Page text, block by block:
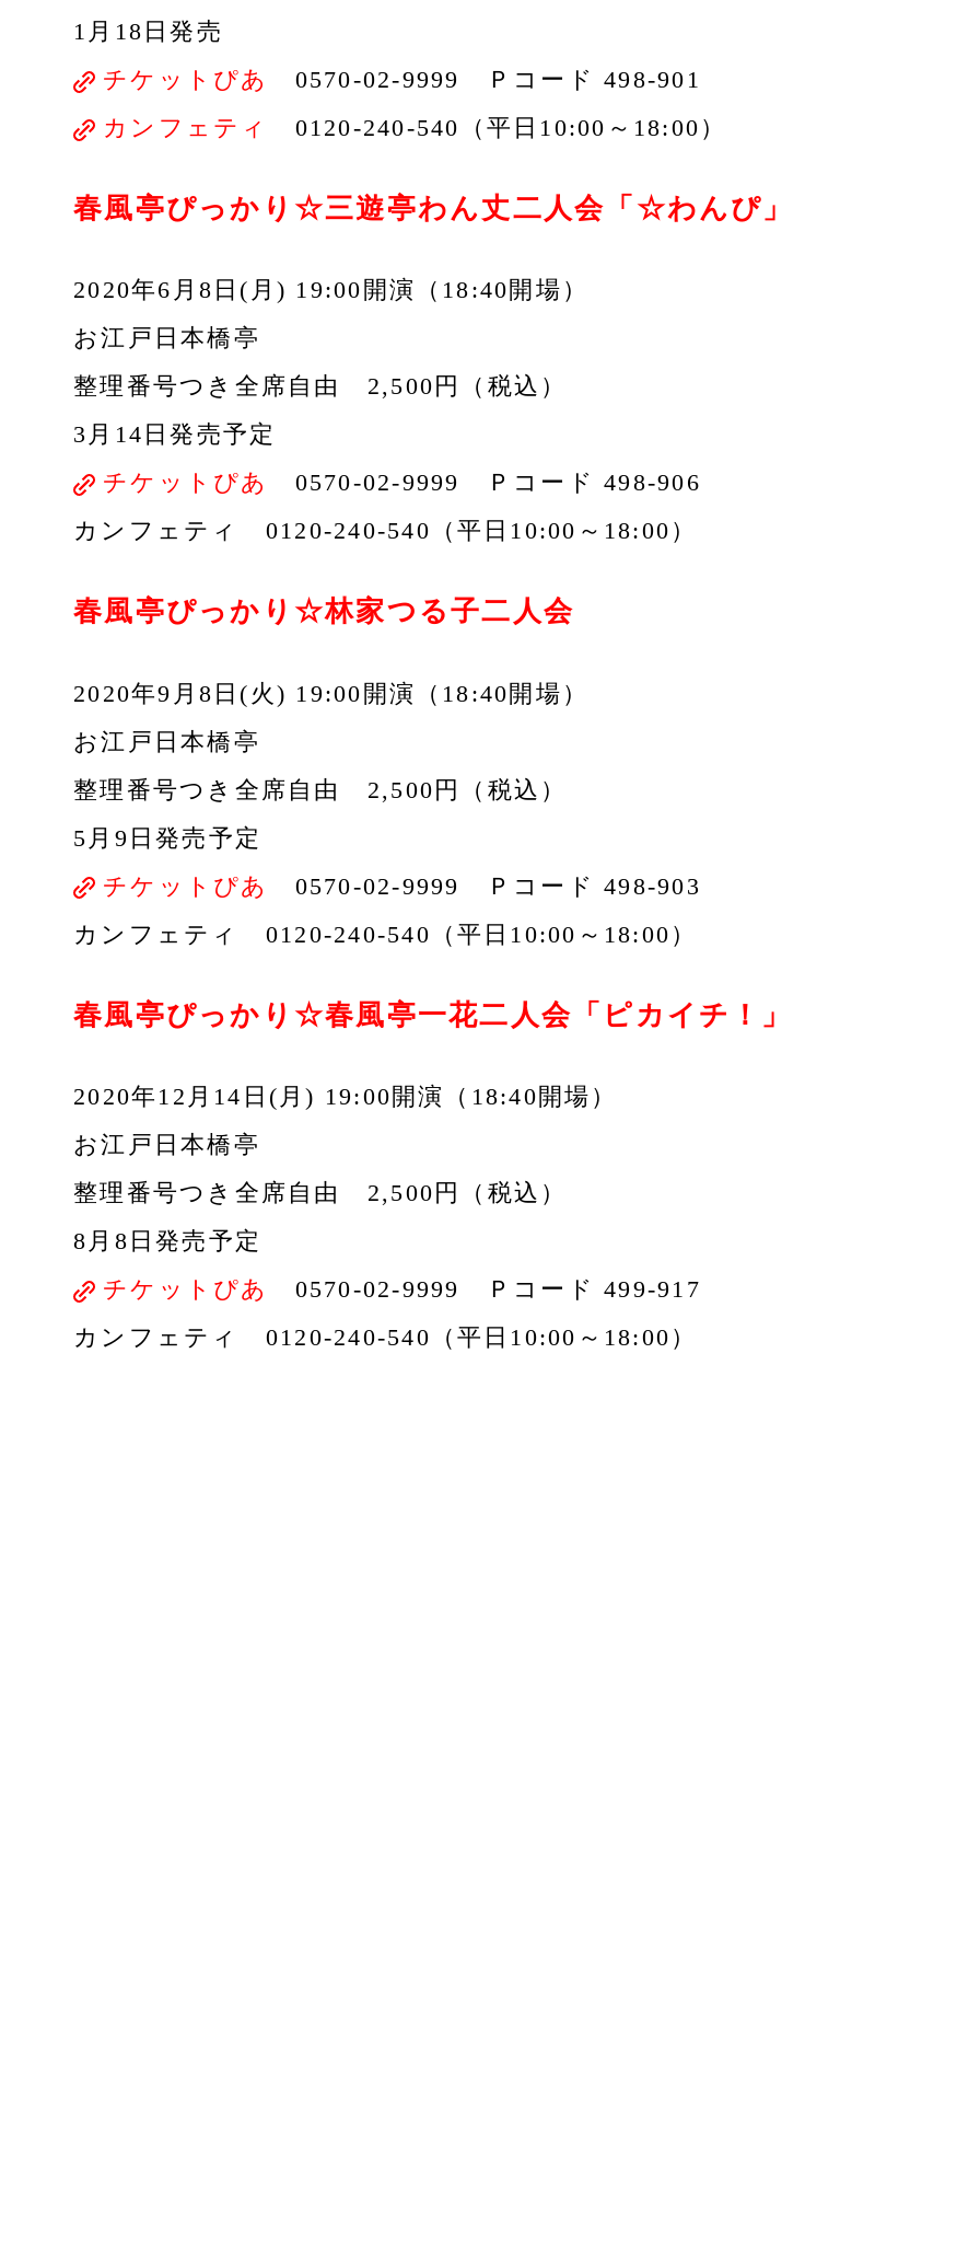
1月18日発売
チケットぴあ
0570-02-9999 Ｐコード 498-901
カンフェティ
0120-240-540（平日10:00～18:00）
春風亭ぴっかり☆三遊亭わん丈二人会「☆わんぴ」
2020年6月8日(月) 19:00開演（18:40開場）
お江戸日本橋亭
整理番号つき全席自由 2,500円（税込）
3月14日発売予定
チケットぴあ
0570-02-9999 Ｐコード 498-906
カンフェティ 0120-240-540（平日10:00～18:00）
春風亭ぴっかり☆林家つる子二人会
2020年9月8日(火) 19:00開演（18:40開場）
お江戸日本橋亭
整理番号つき全席自由 2,500円（税込）
5月9日発売予定
チケットぴあ
0570-02-9999 Ｐコード 498-903
カンフェティ 0120-240-540（平日10:00～18:00）
春風亭ぴっかり☆春風亭一花二人会「ピカイチ！」
2020年12月14日(月) 19:00開演（18:40開場）
お江戸日本橋亭
整理番号つき全席自由 2,500円（税込）
8月8日発売予定
チケットぴあ
0570-02-9999 Ｐコード 499-917
カンフェティ 0120-240-540（平日10:00～18:00）